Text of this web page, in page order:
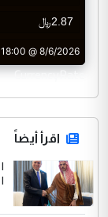
CurrencyRate
اقرأ أيضاً